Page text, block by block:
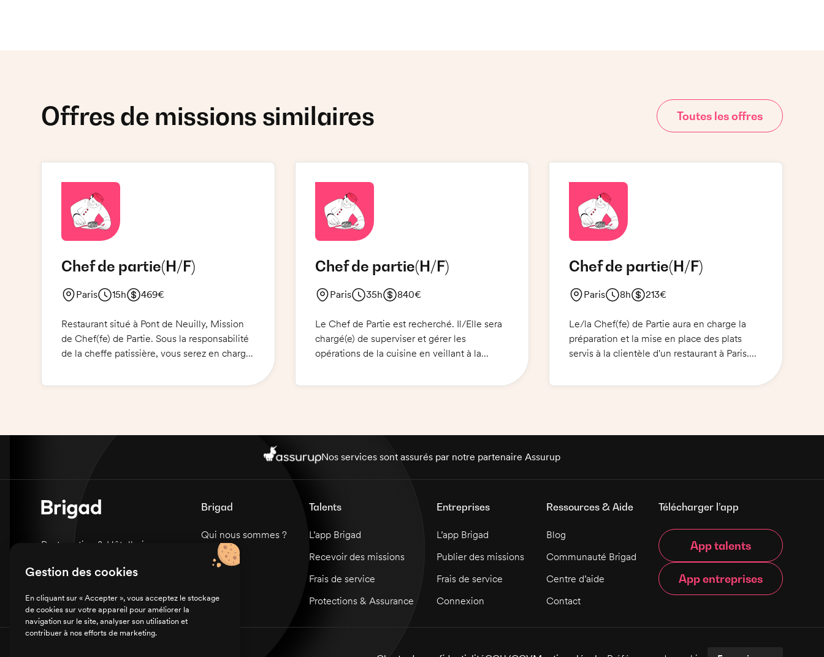
Offres de missions similaires Toutes les offres
Chef de partie(H/F)
Paris 15h 469€
Restaurant situé à Pont de Neuilly, Mission
de Chef(fe) de Partie. Sous la responsabilité
de la cheffe patissière, vous serez en charge
haut de gamme. Vous travaillerez en étroite
Chef de partie(H/F)
Paris 35h 840€
Le Chef de Partie est recherché. Il/Elle sera
chargé(e) de superviser et gérer les
opérations de la cuisine en veillant à la
satisfaction des clients. Le Chef de Partie
cuisiniers et de la préparation des plats en
Chef de partie(H/F)
Paris 8h 213€
Le/la Chef(fe) de Partie aura en charge la
préparation et la mise en place des plats
servis à la clientèle d'un restaurant à Paris.
stocks, de la qualité et de la préparation des
Nos services sont assurés par notre partenaire Assurup
Restauration & Hôtellerie
Sanitaire & Médico-social
Brigad
Qui nous sommes ?
Carrières
Talents
L’app Brigad
Recevoir des missions
Frais de service
Protections & Assurance
Entreprises
L’app Brigad
Publier des missions
Frais de service
Connexion
Ressources & Aide
Blog
Communauté Brigad
Centre d’aide
Contact
Télécharger l’app
App talents
App entreprises
Gestion des cookies
En cliquant sur « Accepter », vous acceptez le stockage
de cookies sur votre appareil pour améliorer la
navigation sur le site, analyser son utilisation et
contribuer à nos efforts de marketing.